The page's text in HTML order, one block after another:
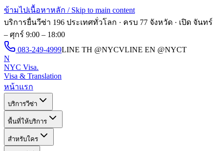
ข้ามไปเนื้อหาหลัก / Skip to main content
บริการยื่นวีซ่า 196 ประเทศทั่วโลก · ครบ 77 จังหวัด · เปิด จันทร์
– ศุกร์ 9:00 – 18:00
083-249-4999LINE TH @NYCVLINE EN @NYCT
N
NYC Visa.
Visa & Translation
หน้าแรก
บริการวีซ่า
พื้นที่ให้บริการ
สำหรับใคร